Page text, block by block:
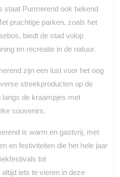
staat Purmerend ook bekend
prachtige parken, zoals het
biedt de stad volop
en recreatie in de natuur.
zijn een lust voor het oog
streekproducten op de
de kraampjes met
souvenirs.
is warm en gastvrij, met
en festiviteiten die het hele jaar
tot
iets te vieren in deze